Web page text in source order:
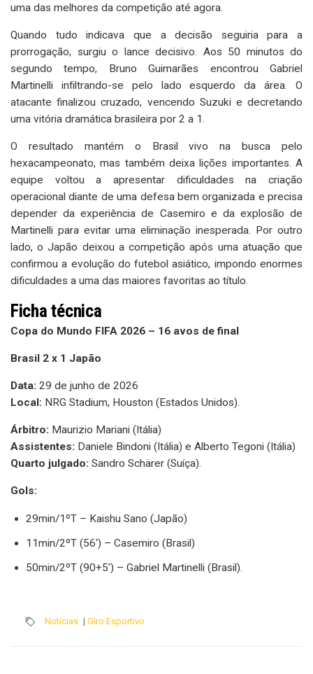
uma das melhores da competição até agora.
Quando tudo indicava que a decisão seguiria para a
prorrogação, surgiu o lance decisivo. Aos 50 minutos do
segundo tempo, Bruno Guimarães encontrou Gabriel
Martinelli infiltrando-se pelo lado esquerdo da área. O
atacante finalizou cruzado, vencendo Suzuki e decretando
uma vitória dramática brasileira por 2 a 1.
O resultado mantém o Brasil vivo na busca pelo
hexacampeonato, mas também deixa lições importantes. A
equipe voltou a apresentar dificuldades na criação
operacional diante de uma defesa bem organizada e precisa
depender da experiência de Casemiro e da explosão de
Martinelli para evitar uma eliminação inesperada. Por outro
lado, o Japão deixou a competição após uma atuação que
confirmou a evolução do futebol asiático, impondo enormes
dificuldades a uma das maiores favoritas ao título.
Ficha técnica
Copa do Mundo FIFA 2026 – 16 avos de final
Brasil 2 x 1 Japão
Data: 29 de junho de 2026
Local: NRG Stadium, Houston (Estados Unidos).
Árbitro: Maurizio Mariani (Itália)
Assistentes: Daniele Bindoni (Itália) e Alberto Tegoni (Itália)
Quarto julgado: Sandro Schärer (Suíça).
Gols:
29min/1ºT – Kaishu Sano (Japão)
11min/2ºT (56') – Casemiro (Brasil)
50min/2ºT (90+5') – Gabriel Martinelli (Brasil).
Notícias | Giro Esportivo